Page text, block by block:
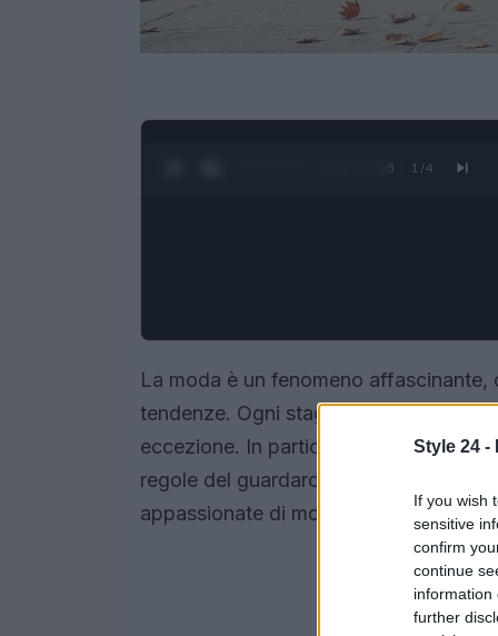
Style 24 -
If you wish
sensitive
confirm
continue
information
further
0:28 / 3:16 1 /4
La moda è un fenomeno affascinante,
tendenze. Ogni stagione porta con sé
eccezione. In particolare, i
pantaloni
regole del guardaroba invernale,
appassionate di moda di tutto il